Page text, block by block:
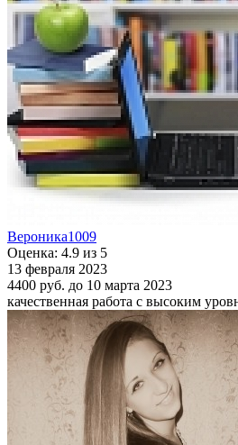
Вероника1009
Оценка: 4.9 из 5
13 февраля 2023
4400 руб. до 10 марта 2023
качественная работа с высоким